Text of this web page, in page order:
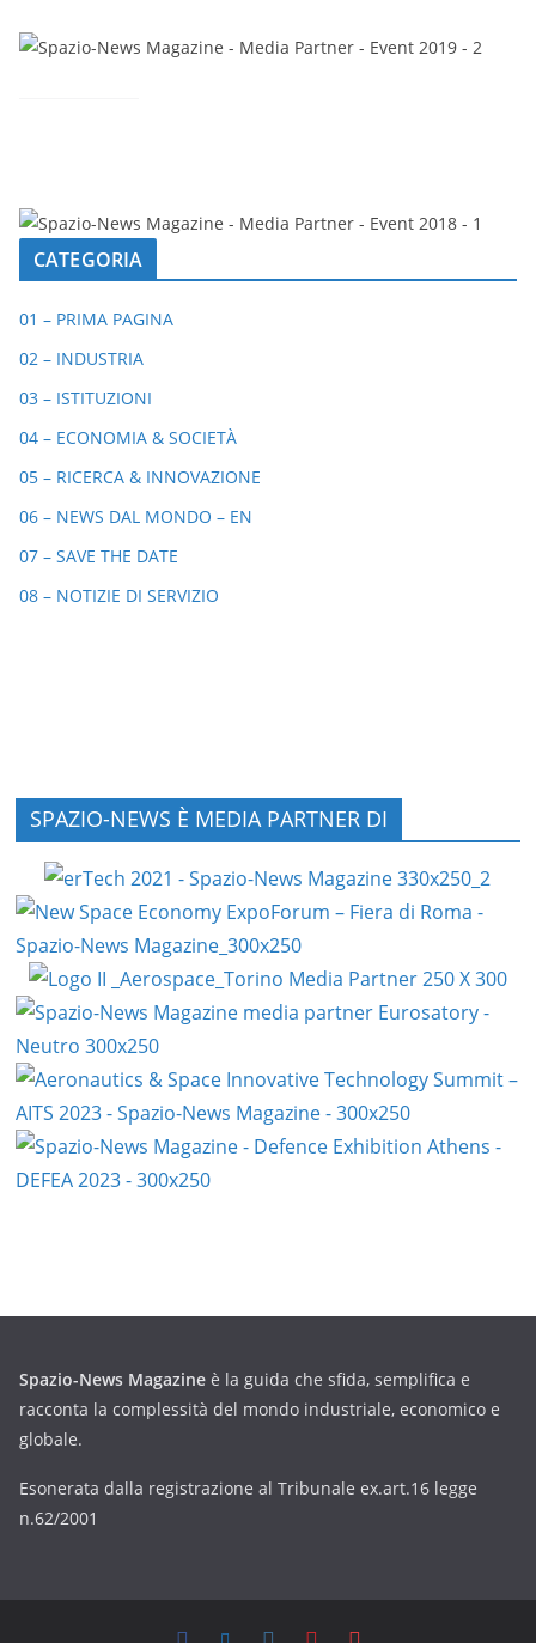
CATEGORIA
01 – PRIMA PAGINA
02 – INDUSTRIA
03 – ISTITUZIONI
04 – ECONOMIA & SOCIETÀ
05 – RICERCA & INNOVAZIONE
06 – NEWS DAL MONDO – EN
07 – SAVE THE DATE
08 – NOTIZIE DI SERVIZIO
SPAZIO-NEWS È MEDIA PARTNER DI
Spazio-News Magazine è la guida che sfida, semplifica e
racconta la complessità del mondo industriale, economico e
globale.
Esonerata dalla registrazione al Tribunale ex.art.16 legge
n.62/2001